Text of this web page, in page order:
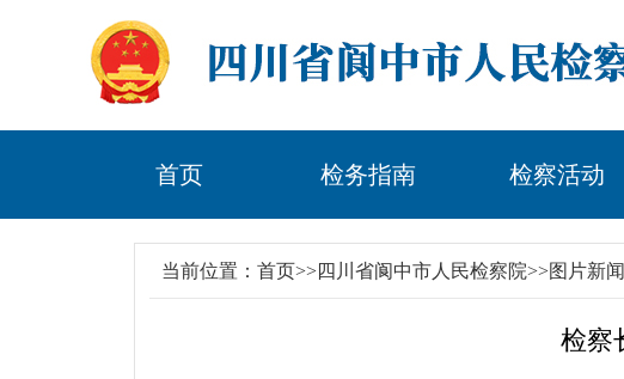
首页 检务指南 检察活动
当前位置： 首页>>四川省阆中市人民检察院>>图片新闻
检察